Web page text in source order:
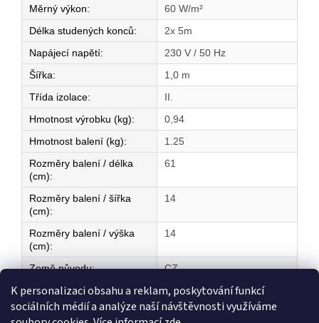
K personalizaci obsahu a reklam, poskytování funkcí
sociálních médií a analýze naší návštěvnosti využíváme
Měrný výkon:
60 W/m²
Délka studených konců:
2x 5m
Napájecí napětí:
230 V / 50 Hz
Šířka:
1,0 m
Třída izolace:
II.
Hmotnost výrobku (kg):
0,94
Hmotnost balení (kg):
1.25
Rozměry balení / délka
(cm):
61
Rozměry balení / šířka
(cm):
14
Rozměry balení / výška
(cm):
14
Země původu: CZ